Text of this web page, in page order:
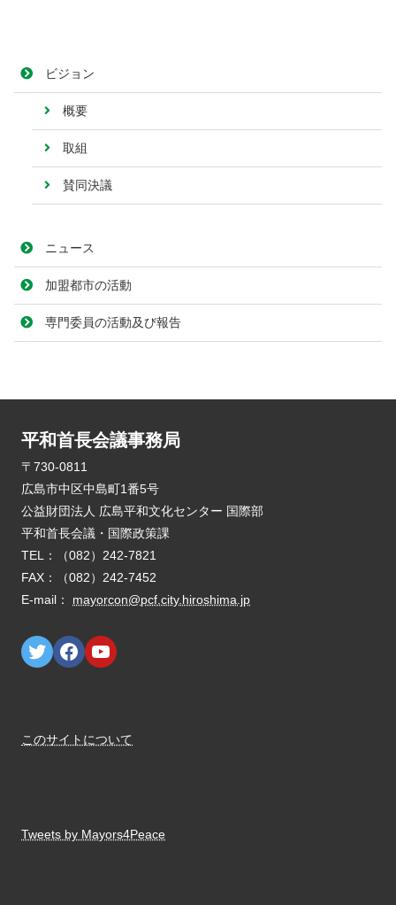
ビジョン
概要
取組
賛同決議
ニュース
加盟都市の活動
専門委員の活動及び報告
平和首長会議事務局
E-mail： mayorcon@pcf.city.hiroshima.jp
このサイトについて
Tweets by Mayors4Peace